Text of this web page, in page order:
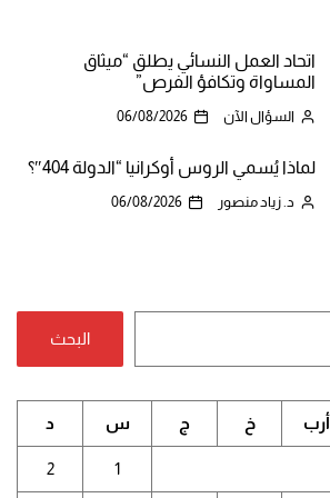
اتحاد العمل النسائي يطلق “ميثاق
المساواة وتكافؤ الفرص”
السؤال الآن 06/08/2026
لماذا يُسمي الروس أوكرانيا “الدولة 404″؟
د. زياد منصور 06/08/2026
البحث
أرب خ ج س د
1
2